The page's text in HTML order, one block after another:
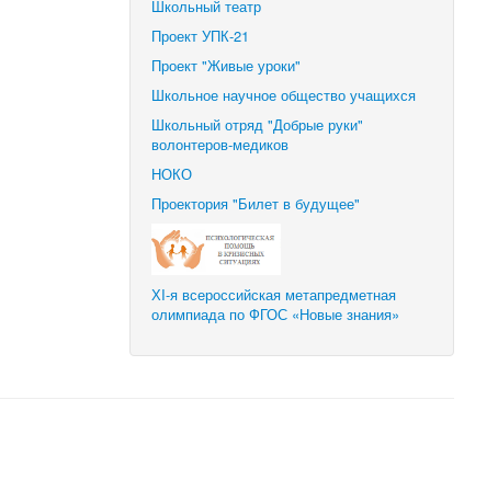
Школьный театр
Проект УПК-21
Проект "Живые уроки"
Школьное научное общество учащихся
Школьный отряд "Добрые руки"
волонтеров-медиков
НОКО
Проектория "Билет в будущее"
ХI-я всероссийская метапредметная
олимпиада по ФГОС «Новые знания»